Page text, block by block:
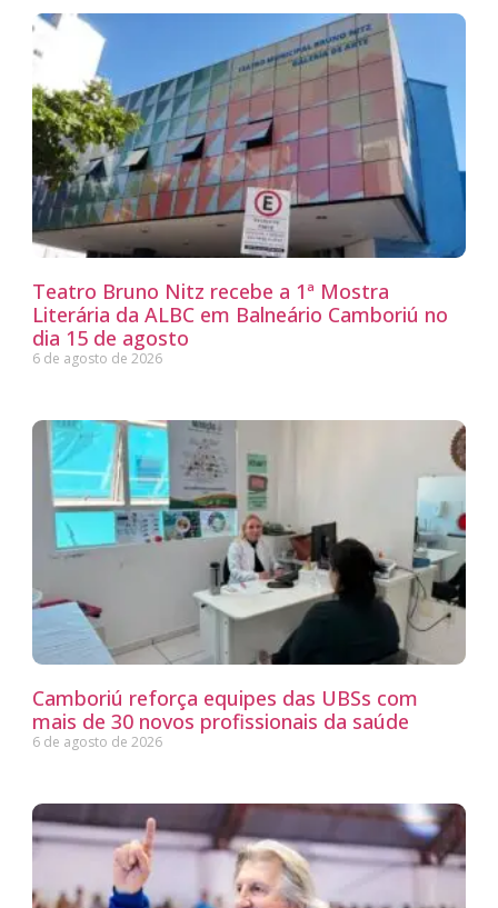
Teatro Bruno Nitz recebe a 1ª Mostra
Literária da ALBC em Balneário Camboriú no
dia 15 de agosto
6 de agosto de 2026
Camboriú reforça equipes das UBSs com
mais de 30 novos profissionais da saúde
6 de agosto de 2026